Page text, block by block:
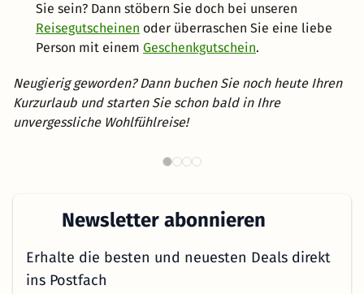
Sie sein? Dann stöbern Sie doch bei unseren
Reisegutscheinen oder überraschen Sie eine liebe
Person mit einem Geschenkgutschein.
Neugierig geworden? Dann buchen Sie noch heute Ihren
Kurzurlaub und starten Sie schon bald in Ihre
unvergessliche Wohlfühlreise!
Newsletter abonnieren
Erhalte die besten und neuesten Deals direkt
ins Postfach